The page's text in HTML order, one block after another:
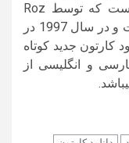
به کارگردانی Richard Slapczynski است که توسط Roz
Phillips و Roddy Lee نوشته شده است و در سال 1997 در
کارتون جدید کوتاه
و انگلیسی از